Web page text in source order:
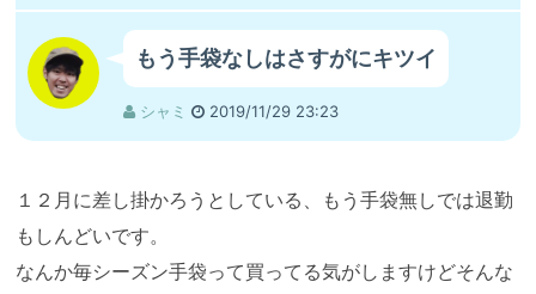
もう手袋なしはさすがにキツイ
シャミ 2019/11/29 23:23
１２月に差し掛かろうとしている、もう手袋無しでは退勤
もしんどいです。
なんか毎シーズン手袋って買ってる気がしますけどそんな